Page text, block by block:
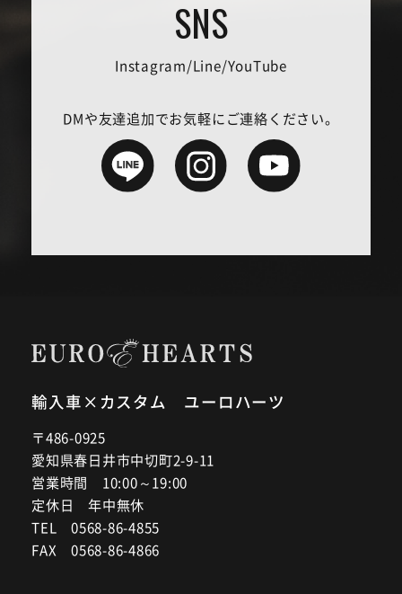
Instagram/Line/YouTube
DMや友達追加でお気軽にご連絡ください。
輸入車×カスタム ユーロハーツ
〒486-0925
愛知県春日井市中切町2-9-11
営業時間 10:00～19:00
定休日 年中無休
TEL 0568-86-4855
FAX 0568-86-4866